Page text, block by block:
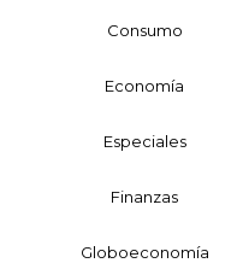
Consumo
Economía
Especiales
Finanzas
Globoeconomía